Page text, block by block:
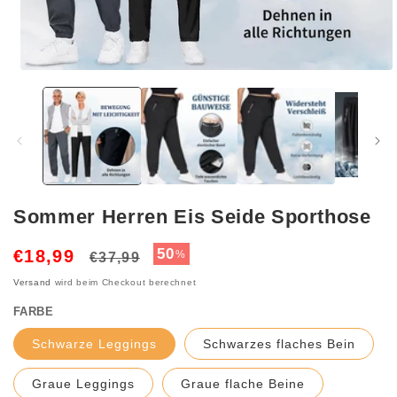
Modal
öffnen
Sommer Herren Eis Seide Sporthose
€18,99
Normaler
€37,99 Verkaufspreis
50%
Versand wird beim Checkout berechnet
FARBE
Schwarze Leggings Schwarzes flaches Bein
Graue Leggings Graue flache Beine